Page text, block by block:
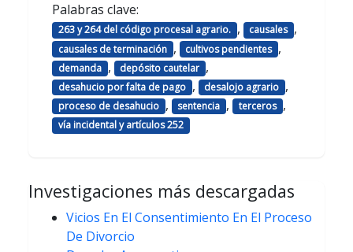
Palabras clave:
263 y 264 del código procesal agrario. , causales ,
causales de terminación , cultivos pendientes ,
demanda , depósito cautelar ,
desahucio por falta de pago , desalojo agrario ,
proceso de desahucio , sentencia , terceros ,
vía incidental y artículos 252
Investigaciones más descargadas
Vicios En El Consentimiento En El Proceso
De Divorcio